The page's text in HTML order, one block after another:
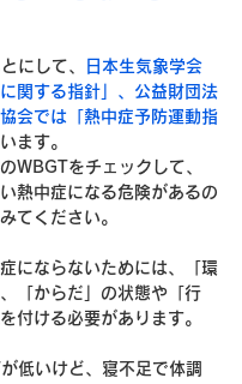
にして、
日本生気象学会
関する指針」、公益財団法
会では「熱中症予防運動指
ます。
WBGTをチェックして、
熱中症になる危険があるの
てください。
にならないためには、「環
「からだ」の状態や「行
付ける必要があります。
低いけど、寝不足で体調